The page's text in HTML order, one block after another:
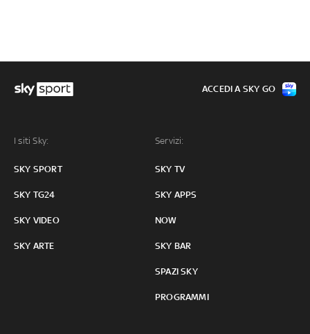
I siti Sky:
SKY SPORT
SKY TG24
SKY VIDEO
SKY ARTE
Servizi:
SKY TV
SKY APPS
NOW
SKY BAR
SPAZI SKY
PROGRAMMI
ACCEDI A SKY GO